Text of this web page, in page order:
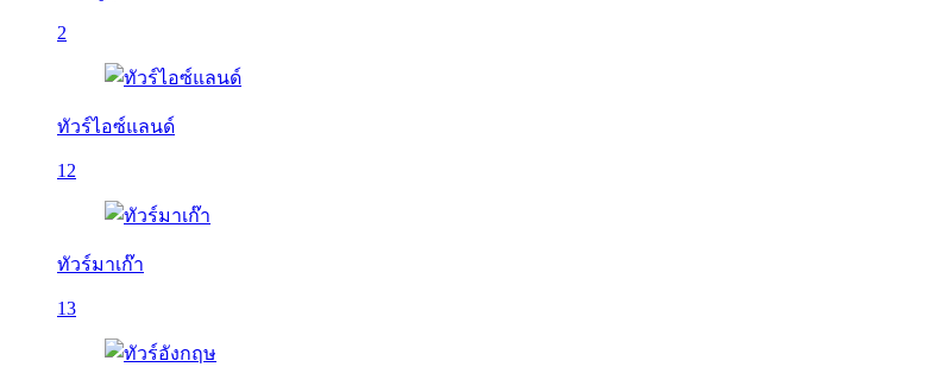
2
ทัวร์ไอซ์แลนด์
12
ทัวร์มาเก๊า
13